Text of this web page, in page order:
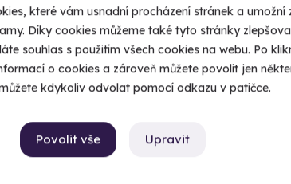
které vám usnadní procházení stránek a umožní
Díky cookies můžeme také tyto stránky
souhlas s použitím všech cookies na webu. Po
o cookies a zároveň můžete povolit jen
kdykoliv odvolat pomocí odkazu v patičce.
Upravit
Povolit vše
lokalit)
(+ 7
7 930 Kč